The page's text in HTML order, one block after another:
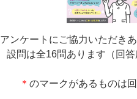
アンケートにご協力いただき
設問は全16問あります（回答
＊ のマークがあるものは